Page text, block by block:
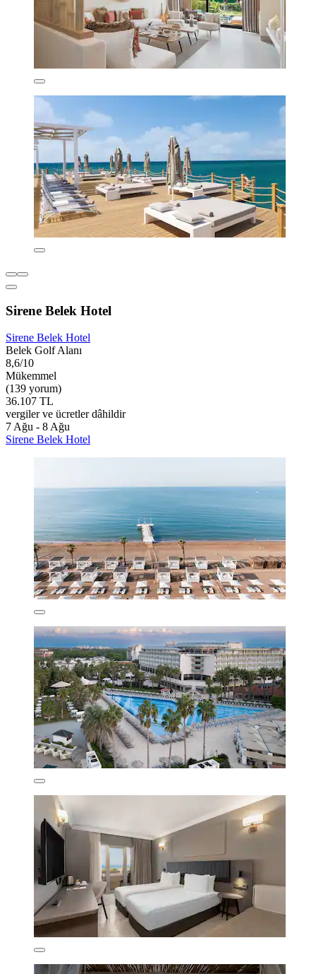
Sirene Belek Hotel
Sirene Belek Hotel
Belek Golf Alanı
8,6/10
Mükemmel
(139 yorum)
36.107 TL
vergiler ve ücretler dâhildir
7 Ağu - 8 Ağu
Sirene Belek Hotel